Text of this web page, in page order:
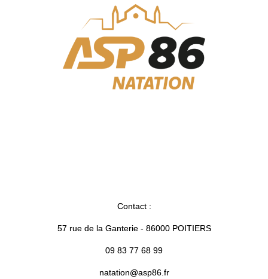
Contact :
57 rue de la Ganterie - 86000 POITIERS
09 83 77 68 99
natation@asp86.fr